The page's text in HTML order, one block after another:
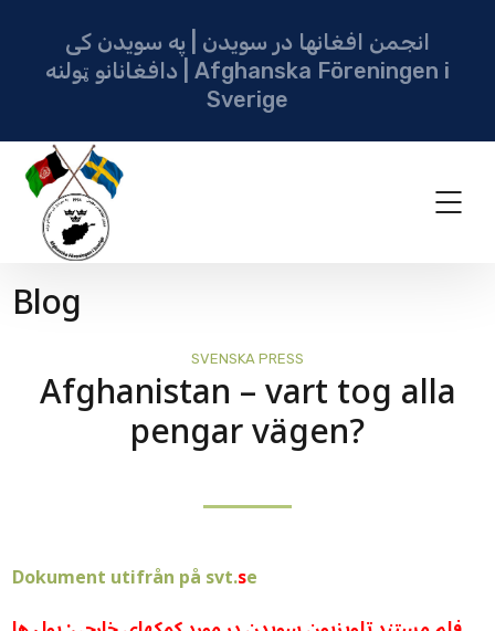
انجمن افغانها در سویدن | په سویدن کی
دافغانانو ټولنه | Afghanska Föreningen i
Sverige
Blog
SVENSKA PRESS
Afghanistan – vart tog alla
pengar vägen?
Dokument utifrån på svt.se